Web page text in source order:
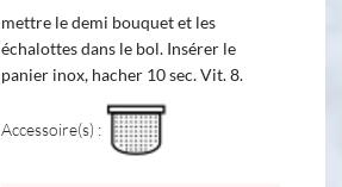
mettre le demi bouquet et les
échalottes dans le bol. Insérer le
panier inox, hacher 10 sec. Vit. 8.
Accessoire(s) :